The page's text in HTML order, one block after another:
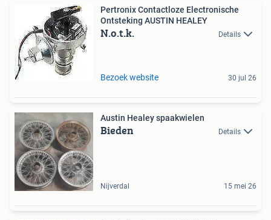
Pertronix Contactloze Electronische
Ontsteking AUSTIN HEALEY
N.o.t.k. Details
Bezoek website 30 jul 26
Austin Healey spaakwielen
Bieden Details
Nijverdal 15 mei 26